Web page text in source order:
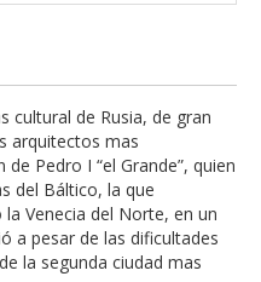
cultural de Rusia, de gran
arquitectos mas
Pedro I “el Grande”, quien
del Báltico, la que
Venecia del Norte, en un
a pesar de las dificultades
la segunda ciudad mas